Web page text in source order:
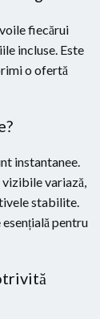
fiecărui
incluse. Este
o ofertă
instantanee.
variază,
stabilite.
pentru